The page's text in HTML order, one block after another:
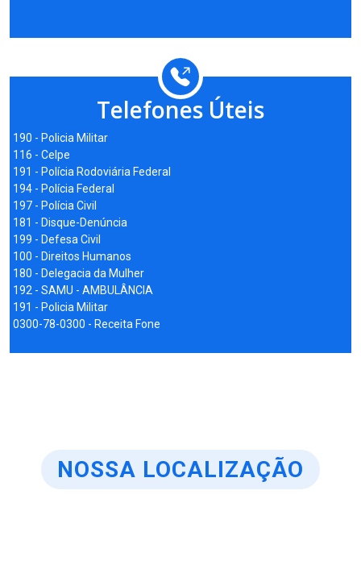
Telefones Úteis
116 - Celpe
191 - Polícia Rodoviária Federal
194 - Polícia Federal
181 - Disque-Denúncia
199 - Defesa Civil
100 - Direitos Humanos
180 - Delegacia da Mulher
192 - SAMU - AMBULÂNCIA
191 - Policia Militar
0300-78-0300 - Receita Fone